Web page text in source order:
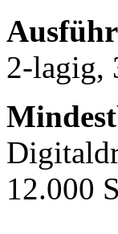
2-lagig,
12.000